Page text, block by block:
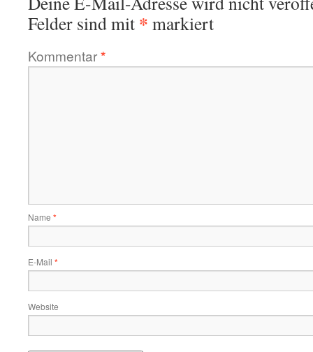
Felder sind mit * markiert
Kommentar*
Name *
E-Mail *
Website